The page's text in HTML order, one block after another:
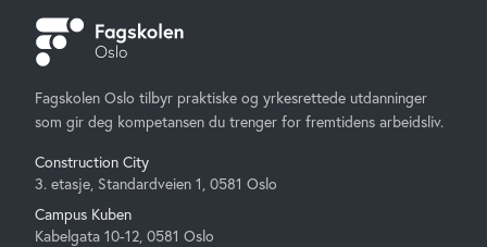
Fagskolen Oslo tilbyr praktiske og yrkesrettede utdanninger
som gir deg kompetansen du trenger for fremtidens arbeidsliv.
Construction City
3. etasje, Standardveien 1, 0581 Oslo
Campus Kuben
Kabelgata 10-12, 0581 Oslo